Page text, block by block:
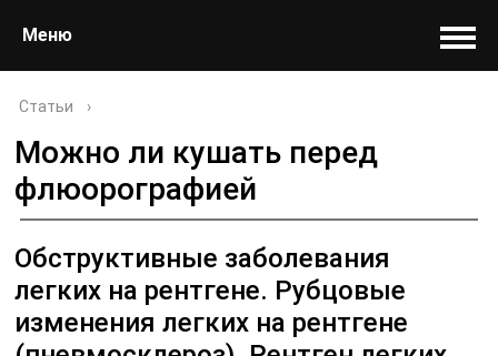
Меню
Статьи ›
Можно ли кушать перед
флюорографией
Обструктивные заболевания
легких на рентгене. Рубцовые
изменения легких на рентгене